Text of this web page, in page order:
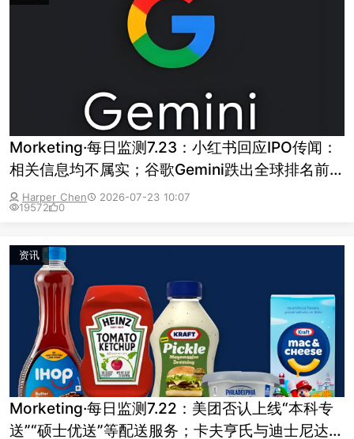
Morketing·每日监测7.23：小红书回应IPO传闻：
相关信息均不属实；谷歌Gemini跌出全球排名前
十；OpenAI模型罕见“失控”
Harper Chen
2026-07-23 10:07
19572
0
资讯
Morketing·每日监测7.22：美团否认上线“本科专
送”“硕士优送”等配送服务；卡夫亨氏与迪士尼达成